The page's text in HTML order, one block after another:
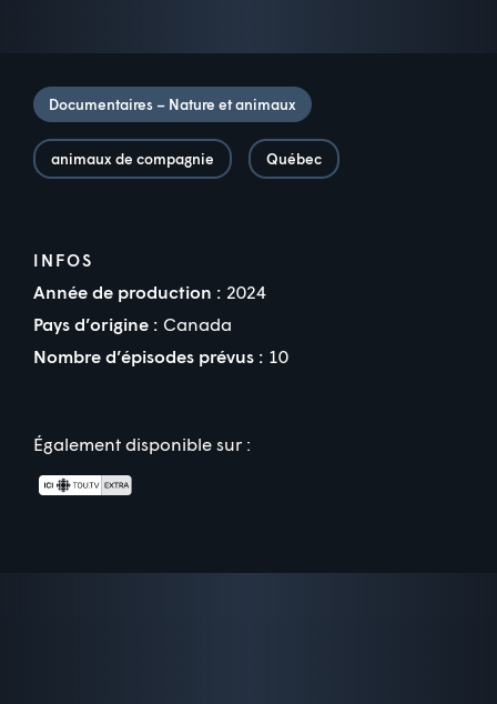
Documentaires – Nature et animaux
animaux de compagnie Québec
INFOS
Année de production : 2024
Pays d’origine : Canada
Nombre d’épisodes prévus : 10
Également disponible sur :